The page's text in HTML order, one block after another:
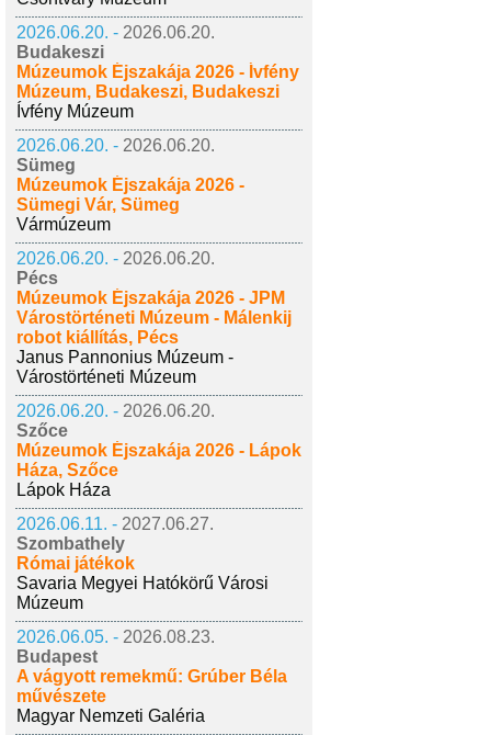
2026.06.20. - 2026.06.20.
Budakeszi
Múzeumok Éjszakája 2026 - Ívfény
Múzeum, Budakeszi, Budakeszi
Ívfény Múzeum
2026.06.20. - 2026.06.20.
Sümeg
Múzeumok Éjszakája 2026 -
Sümegi Vár, Sümeg
Vármúzeum
2026.06.20. - 2026.06.20.
Pécs
Múzeumok Éjszakája 2026 - JPM
Várostörténeti Múzeum - Málenkij
robot kiállítás, Pécs
Janus Pannonius Múzeum -
Várostörténeti Múzeum
2026.06.20. - 2026.06.20.
Szőce
Múzeumok Éjszakája 2026 - Lápok
Háza, Szőce
Lápok Háza
2026.06.11. - 2027.06.27.
Szombathely
Római játékok
Savaria Megyei Hatókörű Városi
Múzeum
2026.06.05. - 2026.08.23.
Budapest
A vágyott remekmű: Grúber Béla
művészete
Magyar Nemzeti Galéria